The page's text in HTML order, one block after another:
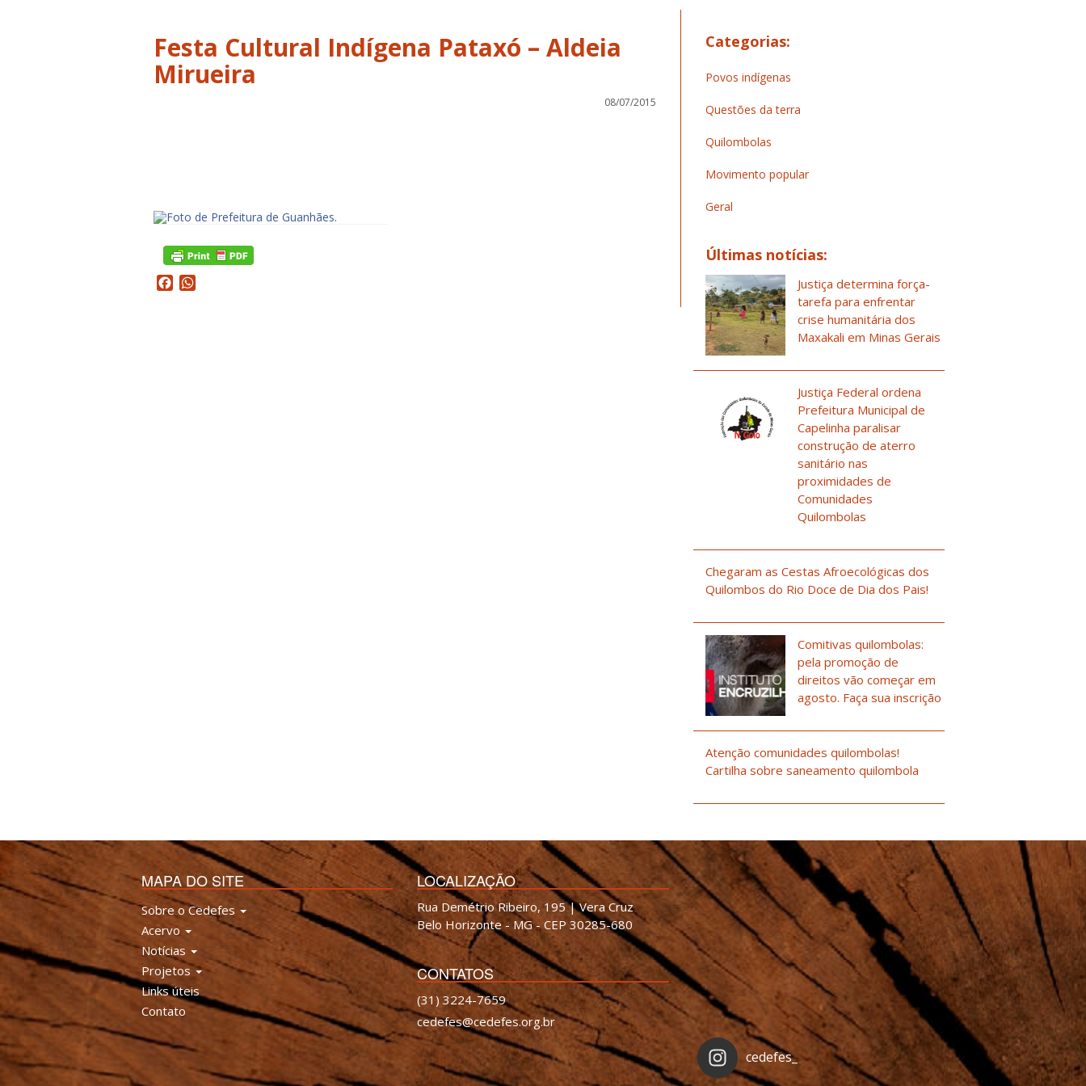
Festa Cultural Indígena Pataxó – Aldeia
Mirueira
08/07/2015
Facebook
Categorias:
Povos indígenas
Questões da terra
Quilombolas
Movimento popular
Geral
Últimas notícias:
Justiça determina força-
tarefa para enfrentar
crise humanitária dos
Maxakali em Minas Gerais
Justiça Federal ordena
Prefeitura Municipal de
Capelinha paralisar
construção de aterro
sanitário nas
proximidades de
Comunidades
Quilombolas
Chegaram as Cestas Afroecológicas dos
Quilombos do Rio Doce de Dia dos Pais!
Comitivas quilombolas:
pela promoção de
direitos vão começar em
agosto. Faça sua inscrição
Atenção comunidades quilombolas!
Cartilha sobre saneamento quilombola
MAPA DO SITE
Sobre o Cedefes
Acervo
Notícias
Projetos
Links úteis
Contato
LOCALIZAÇÃO
Rua Demétrio Ribeiro, 195 | Vera Cruz
Belo Horizonte - MG - CEP 30285-680
CONTATOS
(31) 3224-7659
cedefes@cedefes.org.br
cedefes_